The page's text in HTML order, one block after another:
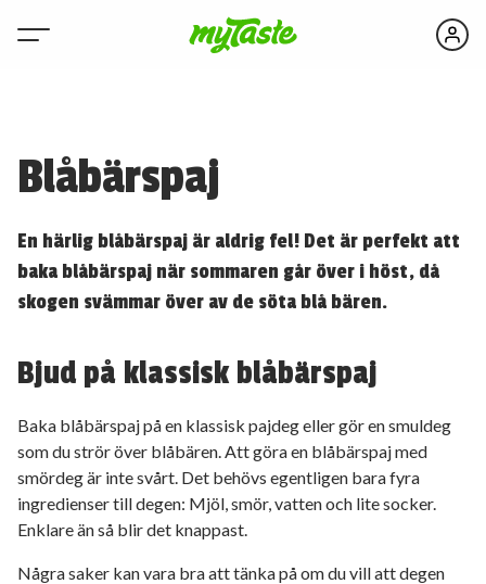
Blåbärspaj
En härlig blåbärspaj är aldrig fel! Det är perfekt att
baka blåbärspaj när sommaren går över i höst, då
skogen svämmar över av de söta blå bären.
Bjud på klassisk blåbärspaj
Baka blåbärspaj på en klassisk pajdeg eller gör en smuldeg
som du strör över blåbären. Att göra en blåbärspaj med
smördeg är inte svårt. Det behövs egentligen bara fyra
ingredienser till degen: Mjöl, smör, vatten och lite socker.
Enklare än så blir det knappast.
Några saker kan vara bra att tänka på om du vill att degen